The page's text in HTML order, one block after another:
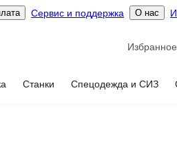
Сервис и поддержка О нас
Избранное
Станки Спецодежда и СИЗ